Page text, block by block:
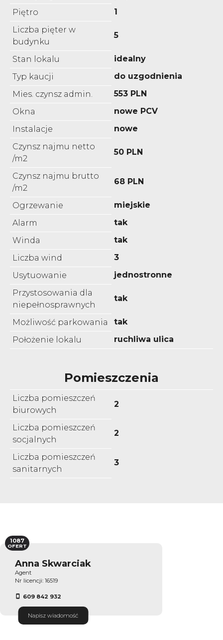
Piętro
1
Liczba pięter w
budynku
5
Stan lokalu
idealny
Typ kaucji
do uzgodnienia
Mies. czynsz admin.
553 PLN
Okna
nowe PCV
Instalacje
nowe
Czynsz najmu netto
/m2
50 PLN
Czynsz najmu brutto
/m2
68 PLN
Ogrzewanie
miejskie
Alarm
tak
Winda
tak
Liczba wind
3
Usytuowanie
jednostronne
Przystosowania dla
niepełnosprawnych
tak
Możliwość parkowania
tak
Położenie lokalu
ruchliwa ulica
Pomieszczenia
Liczba pomieszczeń
biurowych
2
Liczba pomieszczeń
socjalnych
2
Liczba pomieszczeń
sanitarnych
3
Anna Skwarciak
Agent
Nr licencji: 16519
609 842 932
Napisz wiadomość
1087
OFERT